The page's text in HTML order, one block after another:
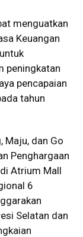
menguatkan
Keuangan
peningkatan
pencapaian
tahun
Maju, dan Go
Penghargaan
Atrium Mall
6
Selatan dan